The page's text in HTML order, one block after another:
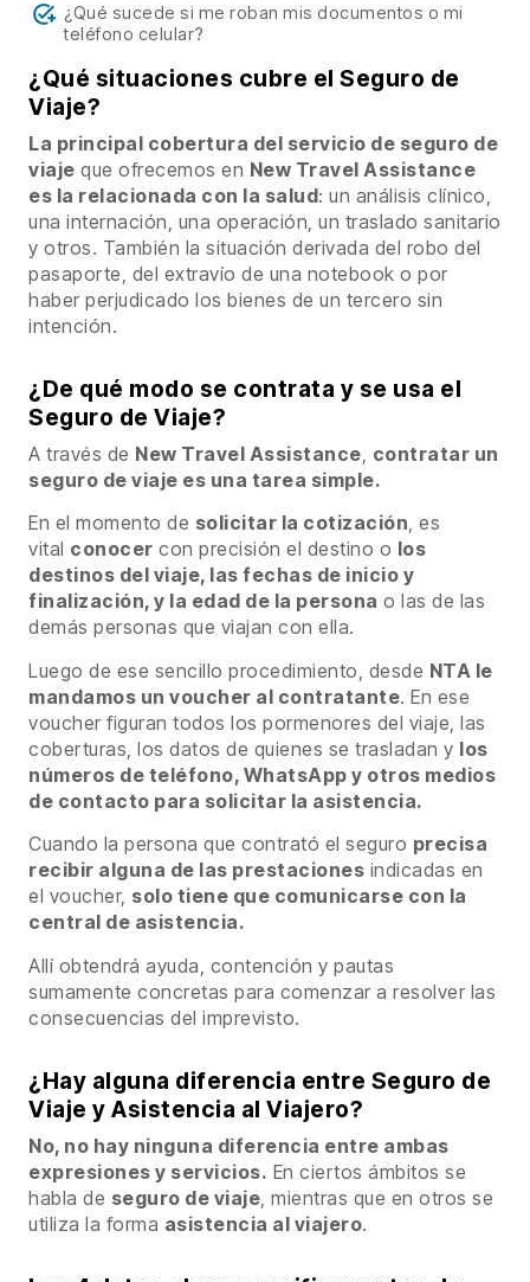
¿Qué sucede si me roban mis documentos o mi
teléfono celular?
¿Qué situaciones cubre el Seguro de
Viaje?
La principal cobertura del servicio de seguro de
viaje que ofrecemos en New Travel Assistance
es la relacionada con la salud: un análisis clínico,
una internación, una operación, un traslado sanitario
y otros. También la situación derivada del robo del
pasaporte, del extravío de una notebook o por
haber perjudicado los bienes de un tercero sin
intención.
¿De qué modo se contrata y se usa el
Seguro de Viaje?
A través de New Travel Assistance, contratar un
seguro de viaje es una tarea simple.
En el momento de solicitar la cotización, es
vital conocer con precisión el destino o los
destinos del viaje, las fechas de inicio y
finalización, y la edad de la persona o las de las
demás personas que viajan con ella.
Luego de ese sencillo procedimiento, desde NTA le
mandamos un voucher al contratante. En ese
voucher figuran todos los pormenores del viaje, las
coberturas, los datos de quienes se trasladan y los
números de teléfono, WhatsApp y otros medios
de contacto para solicitar la asistencia.
Cuando la persona que contrató el seguro precisa
recibir alguna de las prestaciones indicadas en
el voucher, solo tiene que comunicarse con la
central de asistencia.
Allí obtendrá ayuda, contención y pautas
sumamente concretas para comenzar a resolver las
consecuencias del imprevisto.
¿Hay alguna diferencia entre Seguro de
Viaje y Asistencia al Viajero?
No, no hay ninguna diferencia entre ambas
expresiones y servicios. En ciertos ámbitos se
habla de seguro de viaje, mientras que en otros se
utiliza la forma asistencia al viajero.